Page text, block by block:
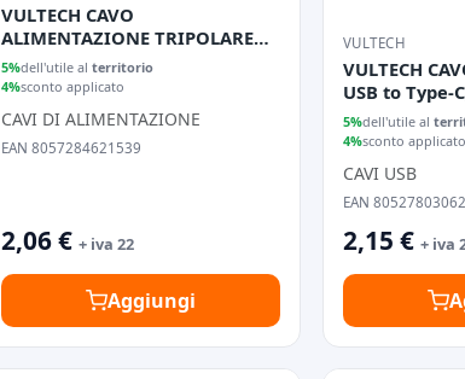
VULTECH CAVO
ALIMENTAZIONE TRIPOLARE
PRESA ITALIANA 1,5MT
5%dell'utile al territorio
4%sconto applicato
CAVI DI ALIMENTAZIONE
EAN 8057284621539
2,06 € + iva 22
Aggiungi
VULTECH
VULTECH
USB to Type-
BIANCO
5%dell'utile al
4%sconto applicato
CAVI USB
EAN
2,15 € + iva